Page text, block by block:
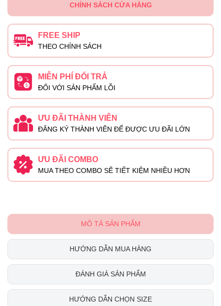
CHÍNH SÁCH CỬA HÀNG
FREE SHIP
THEO CHÍNH SÁCH
MIỄN PHÍ ĐỔI TRẢ
ĐỐI VỚI SẢN PHẨM LỖI
ƯU ĐÃI THÀNH VIÊN
ĐĂNG KÝ THÀNH VIÊN ĐỂ ĐƯỢC ƯU ĐÃI LỚN
ƯU ĐÃI COMBO
MUA THEO COMBO SẼ TIẾT KIỆM NHIỀU HƠN
MÔ TẢ SẢN PHẨM
HƯỚNG DẪN MUA HÀNG
ĐÁNH GIÁ SẢN PHẨM
HƯỚNG DẪN CHỌN SIZE